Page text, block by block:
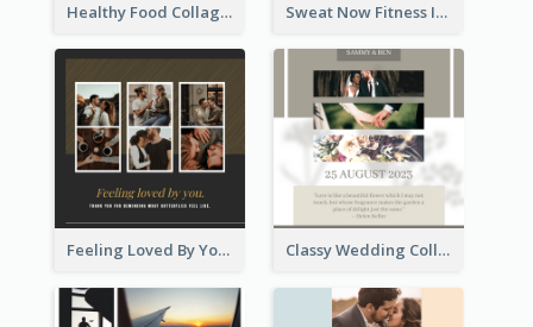
Healthy Food Collage Instagram Post Sweat Now Fitness Instagram Post
Feeling Loved By You Instagram Post Classy Wedding Collage Instagram Post